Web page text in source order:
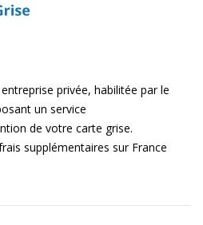
privée, habilitée par le
un service
de votre carte grise.
supplémentaires sur France